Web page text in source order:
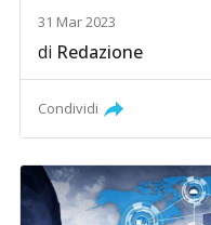
31 Mar 2023
di Redazione
Condividi